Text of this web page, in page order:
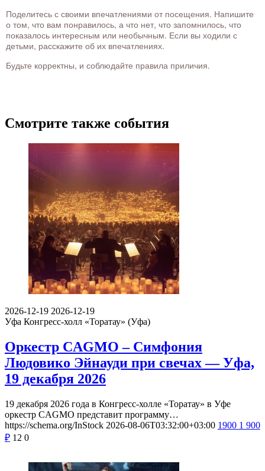
Поделитесь с своими впечатлениями от посещения. Напишите
о том, что вам понравилось, а что нет, что запомнилось, что
показалось интересным или необычным. Если вы ходили с
детьми, расскажите об их впечатлениях.
Будьте корректны, и соблюдайте правила приличия.
Смотрите также события
2026-12-19 2026-12-19
Уфа Конгресс-холл «Торатау» (Уфа)
Оркестр CAGMO – Симфония
Людовико Эйнауди при свечах — Уфа,
19 декабря 2026
19 декабря 2026 года в Конгресс-холле «Торатау» в Уфе
оркестр CAGMO представит программу…
https://schema.org/InStock 2026-08-06T03:32:00+03:00 1900 1 900
₽ 12 0